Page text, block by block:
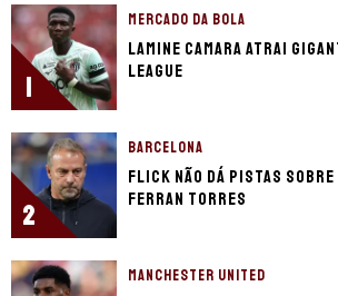
1
MERCADO DA BOLA
Lamine Camara atrai
League
2
BARCELONA
Flick não dá pistas
Ferran Torres
MANCHESTER UNITED